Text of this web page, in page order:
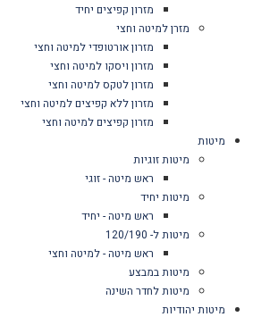
מזרון קפיצים יחיד
מזרן למיטה וחצי
מזרון אורטופדי למיטה וחצי
מזרון ויסקו למיטה וחצי
מזרון לטקס למיטה וחצי
מזרון ללא קפיצים למיטה וחצי
מזרון קפיצים למיטה וחצי
מיטות
מיטות זוגיות
ראש מיטה - זוגי
מיטות יחיד
ראש מיטה - יחיד
מיטות ל- 120/190
ראש מיטה - למיטה וחצי
מיטות במבצע
מיטות לחדר השינה
מיטות יהודיות